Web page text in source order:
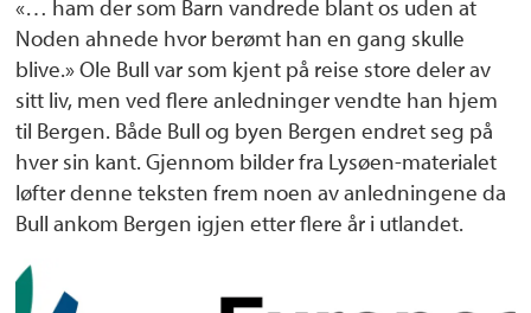
«… ham der som Barn vandrede blant os uden at
Noden ahnede hvor berømt han en gang skulle
blive.» Ole Bull var som kjent på reise store deler av
sitt liv, men ved flere anledninger vendte han hjem
til Bergen. Både Bull og byen Bergen endret seg på
hver sin kant. Gjennom bilder fra Lysøen-materialet
løfter denne teksten frem noen av anledningene da
Bull ankom Bergen igjen etter flere år i utlandet.